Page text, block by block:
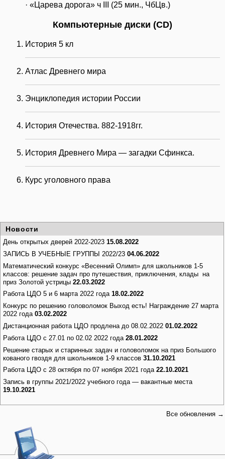
· «Царева дорога» ч III (25 мин., ЧбЦв.)
Компьютерные диски (CD)
История 5 кл
Атлас Древнего мира
Энциклопедия истории России
История Отечества. 882-1918гг.
История Древнего Мира — загадки Сфинкса.
Курс уголовного права
Новости
День открытых дверей 2022-2023 15.08.2022
ЗАПИСЬ В УЧЕБНЫЕ ГРУППЫ 2022/23 04.06.2022
Математический конкурс «Весенний Олимп» для школьников 1-5
классов: решение задач про путешествия, приключения, клады на
приз Золотой устрицы 22.03.2022
Работа ЦДО 5 и 6 марта 2022 года 18.02.2022
Конкурс по решению головоломок Выход есть! Награждение 27 марта
2022 года 03.02.2022
Дистанционная работа ЦДО продлена до 08.02.2022 01.02.2022
Работа ЦДО с 27.01 по 02.02 2022 года 28.01.2022
Решение старых и старинных задач и головоломок на приз Большого
кованого гвоздя для школьников 1-9 классов 31.10.2021
Работа ЦДО с 28 октября по 07 ноября 2021 года 22.10.2021
Запись в группы 2021/2022 учебного года — вакантные места
19.10.2021
Все обновления →